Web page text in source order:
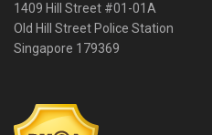
1409 Hill Street #01-01A
Old Hill Street Police Station
Singapore 179369